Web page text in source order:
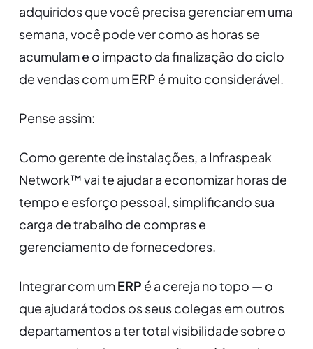
adquiridos que você precisa gerenciar em uma
semana, você pode ver como as horas se
acumulam e o impacto da finalização do ciclo
de vendas com um ERP é muito considerável.
Pense assim:
Como gerente de instalações, a Infraspeak
Network™ vai te ajudar a economizar horas de
tempo e esforço pessoal, simplificando sua
carga de trabalho de compras e
gerenciamento de fornecedores.
Integrar com umERP é a cereja no topo — o
que ajudará todos os seus colegas em outros
departamentos a ter total visibilidade sobre o